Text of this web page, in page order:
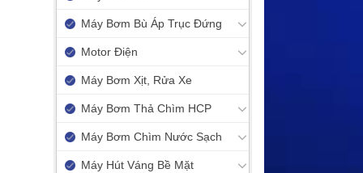
Máy Bơm Bù Áp Trục Đứng
Motor Điện
Máy Bơm Xịt, Rửa Xe
Máy Bơm Thả Chìm HCP
Máy Bơm Chìm Nước Sạch
Máy Hút Váng Bề Mặt